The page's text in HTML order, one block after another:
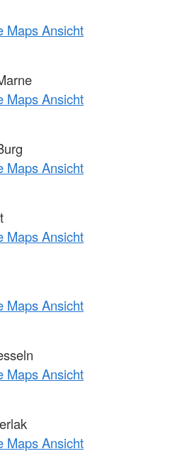
Maps Ansicht
Maps Ansicht
Maps Ansicht
Maps Ansicht
Maps Ansicht
Maps Ansicht
Maps Ansicht